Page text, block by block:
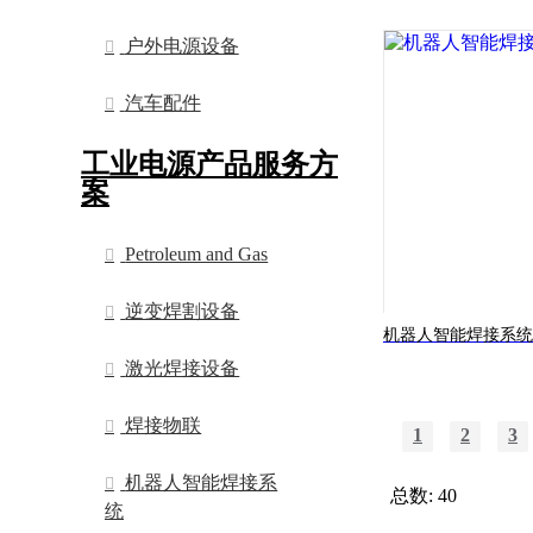
户外电源设备
汽车配件
工业电源产品服务方
案
Petroleum and Gas
逆变焊割设备
激光焊接设备
焊接物联
机器人智能焊接系
统
机器人智能焊接系统
1 2 3
总数: 40